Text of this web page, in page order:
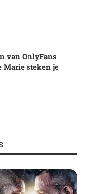
van OnlyFans
Marie steken je